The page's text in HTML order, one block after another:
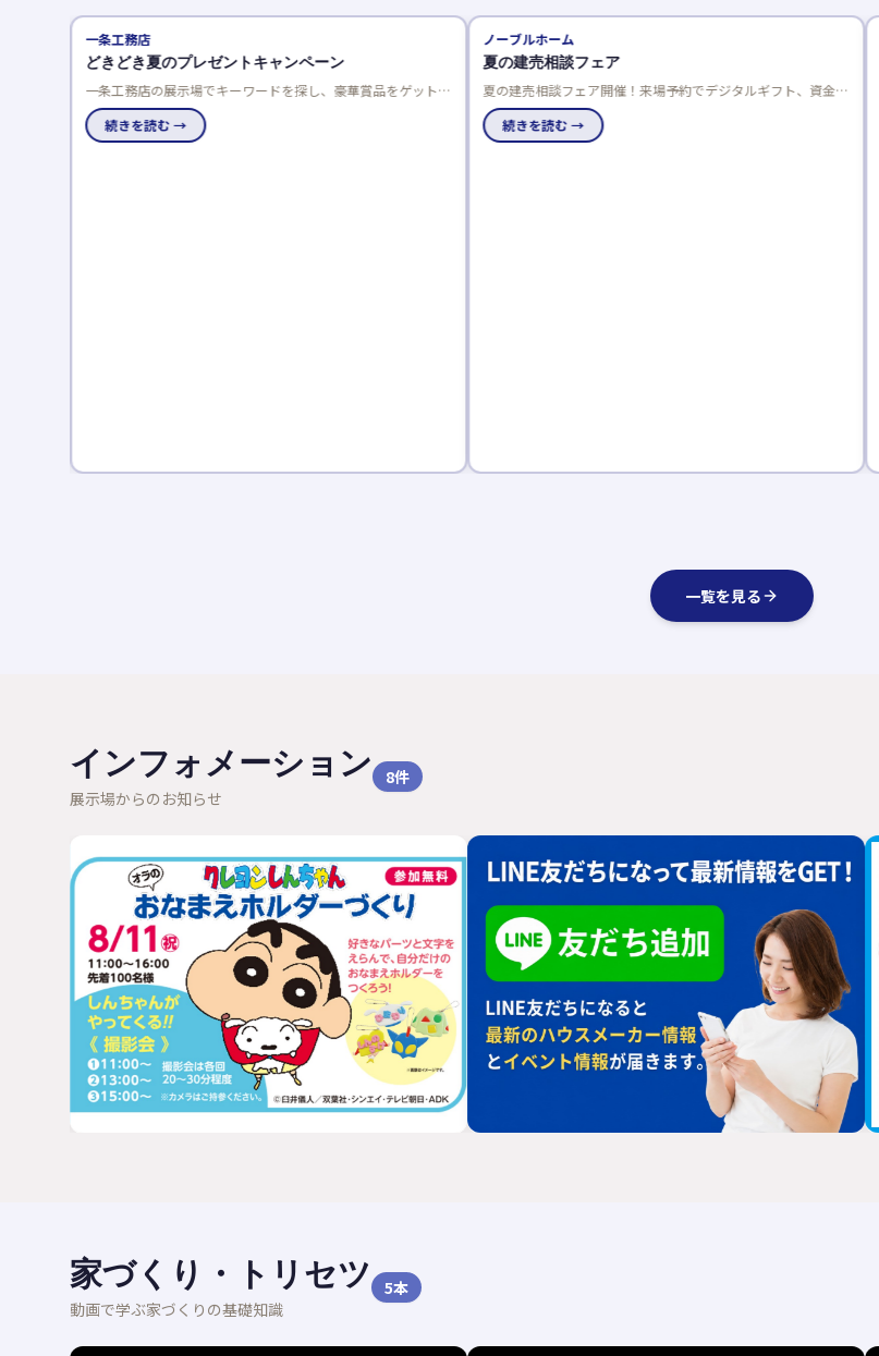
一条工務店
どきどき夏のプレゼントキャンペーン
一条工務店の展示場でキーワードを探し、豪華賞品をゲットし
よう！応募は一人一回限り、当選発表は特設サイトと賞品お届
けで。続きを読む →
ノーブルホーム
夏の建売相談フェア
夏の建売相談フェア開催！来場予約でデジタルギフト、資金相
談でさらにプレゼント。成約特典は最大50万円分の選べる商
品で、家電や引越し費用、家具などがもらえます。
続きを読む →
一覧を見る
インフォメーション
展示場からのお知らせ
8件
家づくり・トリセツ
動画で学ぶ家づくりの基礎知識
5本